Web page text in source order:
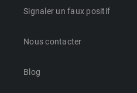
Signaler un faux positif
Nous contacter
Blog